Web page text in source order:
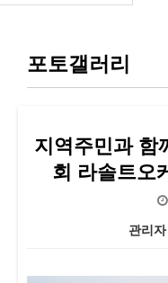
포토갤러리
지역주민과 함
회 라솔트오
관리자
본문